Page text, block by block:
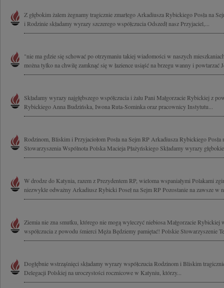
Z głębokim żalem żegnamy tragicznie zmarłego Arkadiusza Rybickiego Posła na
i Rodzinie składamy wyrazy szczerego współczucia Odszedł nasz Przyjaciel,...
"nie ma gdzie się schować po otrzymaniu takiej wiadomości w naszych
można tylko na chwilę zamknąć się w łazience usiąść na brzegu wanny i powtarzać
Składamy wyrazy najgłębszego współczucia i żalu Pani Małgorzacie Rybickiej z
Rybickiego Anna Budzińska, Iwona Ruta-Sominka oraz pracownicy Instytutu...
Rodzinom, Bliskim i Przyjaciołom Posła na Sejm RP Arkadiusza Rybickiego Posła
Stowarzyszenia Wspólnota Polska Macieja Płażyńskiego Składamy wyrazy
W drodze do Katynia, razem z Prezydentem RP, wieloma wspaniałymi Polakami
niezwykle odważny Arkadiusz Rybicki Poseł na Sejm RP Pozostanie na zawsze w
Ziemia nie zna smutku, którego nie mogą wyleczyć niebiosa Małgorzacie Rybickiej
współczucia z powodu śmierci Męża Będziemy pamiętać! Polskie Stowarzyszenie
Dogłębnie wstrząśnięci składamy wyrazy współczucia Rodzinom i Bliskim
Delegacji Polskiej na uroczystości rocznicowe w Katyniu, którzy...